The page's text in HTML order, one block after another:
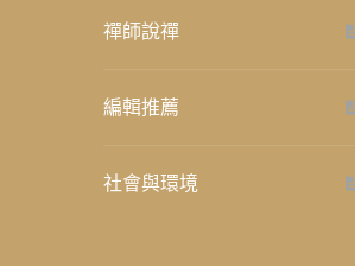
禪師說禪
編輯推薦
社會與環境